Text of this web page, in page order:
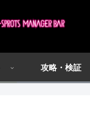
攻略・検証